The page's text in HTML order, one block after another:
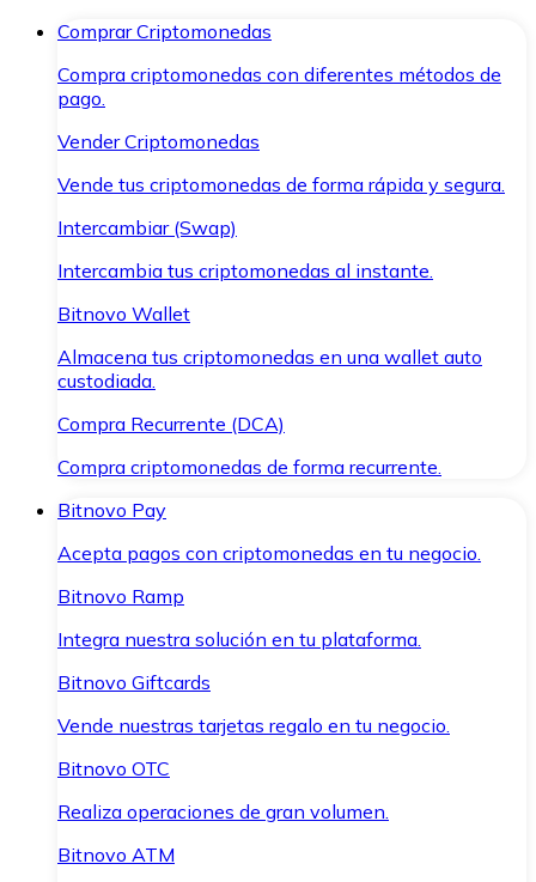
Comprar Criptomonedas
Compra criptomonedas con diferentes métodos de
pago.
Vender Criptomonedas
Vende tus criptomonedas de forma rápida y segura.
Intercambiar (Swap)
Intercambia tus criptomonedas al instante.
Bitnovo Wallet
Almacena tus criptomonedas en una wallet auto
custodiada.
Compra Recurrente (DCA)
Compra criptomonedas de forma recurrente.
Bitnovo Pay
Acepta pagos con criptomonedas en tu negocio.
Bitnovo Ramp
Integra nuestra solución en tu plataforma.
Bitnovo Giftcards
Vende nuestras tarjetas regalo en tu negocio.
Bitnovo OTC
Realiza operaciones de gran volumen.
Bitnovo ATM